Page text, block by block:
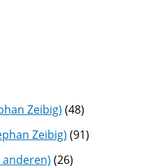
Zeibig) (48)
Zeibig) (91)
(26)